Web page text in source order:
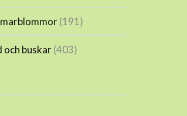
(191)
och buskar(403)